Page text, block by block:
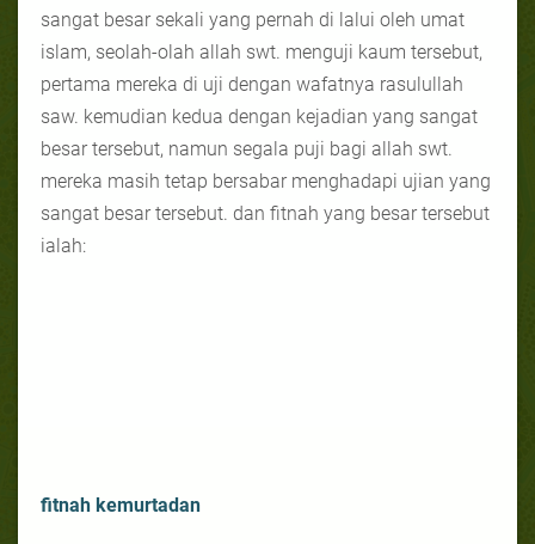
sangat besar sekali yang pernah di lalui oleh umat
islam, seolah-olah allah swt. menguji kaum tersebut,
pertama mereka di uji dengan wafatnya rasulullah
saw. kemudian kedua dengan kejadian yang sangat
besar tersebut, namun segala puji bagi allah swt.
mereka masih tetap bersabar menghadapi ujian yang
sangat besar tersebut. dan fitnah yang besar tersebut
ialah:
fitnah kemurtadan